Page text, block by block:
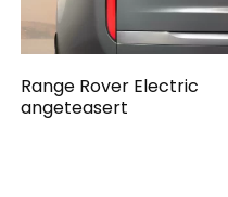
Range Rover Electric
angeteasert